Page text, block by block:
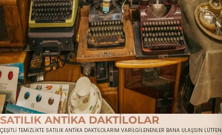
SATILIK ANTİKA DAKTİLOLAR
ÇEŞİTLİ TEMİZLİKTE SATILIK ANTİKA DAKTİLOLARIM VARİLGİLENENLER BANA ULAŞSIN LÜTFEN